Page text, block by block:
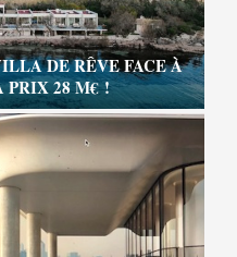
DE RÊVE FACE À
PRIX 28 M€ !